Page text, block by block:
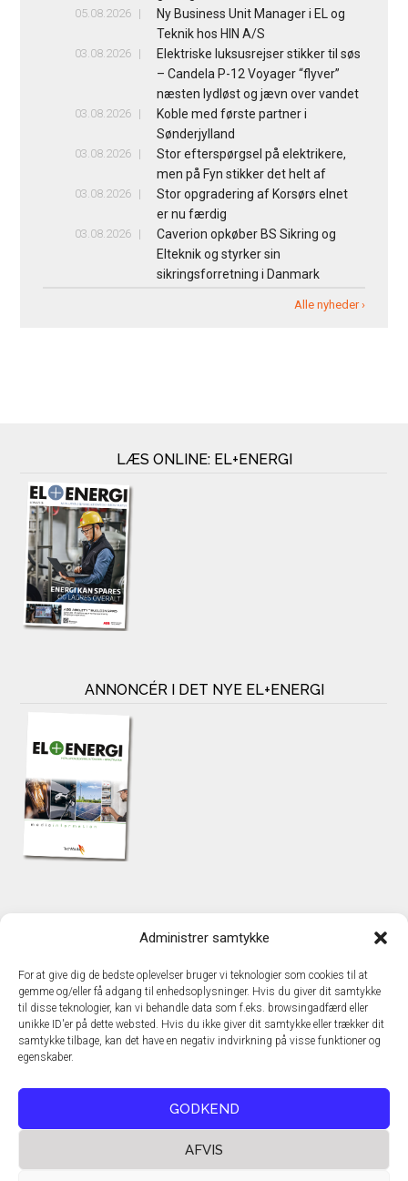
Administrer samtykke
For at give dig de bedste oplevelser bruger vi teknologier som cookies til at
gemme og/eller få adgang til enhedsoplysninger. Hvis du giver dit samtykke
til disse teknologier, kan vi behandle data som f.eks. browsingadfærd eller
unikke ID'er på dette websted. Hvis du ikke giver dit samtykke eller trækker dit
samtykke tilbage, kan det have en negativ indvirkning på visse funktioner og
egenskaber.
GODKEND
AFVIS
05.08.2026
Ny Business Unit Manager i EL og
Teknik hos HIN A/S
03.08.2026
Elektriske luksusrejser stikker til søs
– Candela P-12 Voyager “flyver”
næsten lydløst og jævn over vandet
03.08.2026
Koble med første partner i
Sønderjylland
03.08.2026
Stor efterspørgsel på elektrikere,
men på Fyn stikker det helt af
03.08.2026
Stor opgradering af Korsørs elnet
er nu færdig
03.08.2026
Caverion opkøber BS Sikring og
Elteknik og styrker sin
sikringsforretning i Danmark
Alle nyheder ›
LÆS ONLINE: EL+ENERGI
ANNONCÉR I DET NYE EL+ENERGI
TechMedia A/S
DK – 2600 Glostrup
www.techmedia.dk
Telefon: +45 43 24 26 28
E-mail:info@techmedia.dk